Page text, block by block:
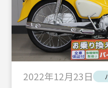
2022年12月23日